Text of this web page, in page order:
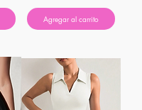
Agregar al carrito